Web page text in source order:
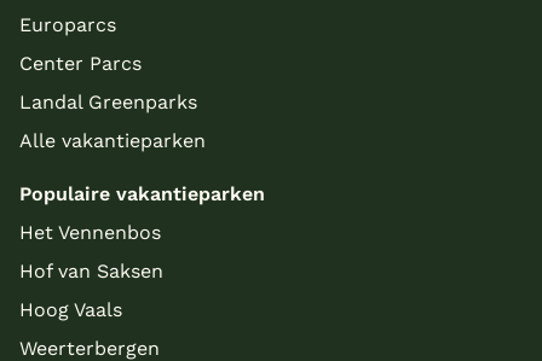
Europarcs
Center Parcs
Landal Greenparks
Alle vakantieparken
Populaire vakantieparken
Het Vennenbos
Hof van Saksen
Hoog Vaals
Weerterbergen